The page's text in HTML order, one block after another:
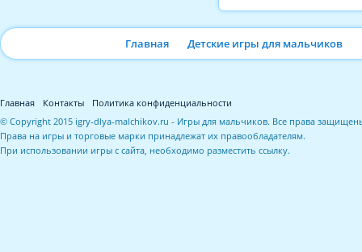
Главная Детские игры для мальчиков
Главная Контакты
Политика конфиденциальности
© Copyright 2015 igry-dlya-malchikov.ru - Игры для мальчиков. Все права
Права на игры и торговые марки принадлежат их правообладателям.
При использовании игры с сайта, необходимо разместить ссылку.